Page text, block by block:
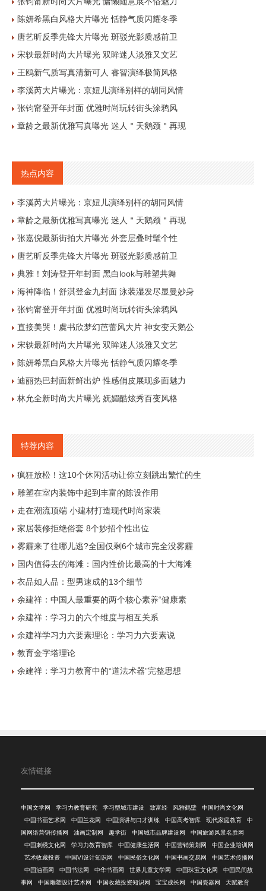
陈妍希黑白风格大片曝光 恬静气质闪耀冬季
唐艺昕反季先锋大片曝光 斑驳光影质感前卫
宋轶最新时尚大片曝光 双眸迷人淡雅又文艺
王鸥新气质写真清新可人 睿智演绎极简风格
李溪芮大片曝光：京妞儿演绎别样的胡同风情
张钧甯登开年封面 优雅时尚玩转街头涂鸦风
章龄之最新优雅写真曝光 迷人＂天鹅颈＂再现
热点内容
李溪芮大片曝光：京妞儿演绎别样的胡同风情
章龄之最新优雅写真曝光 迷人＂天鹅颈＂再现
张嘉倪最新街拍大片曝光 外套层叠时髦个性
唐艺昕反季先锋大片曝光 斑驳光影质感前卫
典雅！刘涛登开年封面 黑白look与雕塑共舞
海神降临！舒淇登金九封面 泳装湿发尽显曼妙身
张钧甯登开年封面 优雅时尚玩转街头涂鸦风
直接美哭！虞书欣梦幻芭蕾风大片 神女变天鹅公
宋轶最新时尚大片曝光 双眸迷人淡雅又文艺
陈妍希黑白风格大片曝光 恬静气质闪耀冬季
迪丽热巴封面新鲜出炉 性感俏皮展现多面魅力
林允全新时尚大片曝光 妩媚酷炫秀百变风格
特荐内容
疯狂放松！这10个休闲活动让你立刻跳出繁忙的生
雕塑在室内装饰中起到丰富的陈设作用
走在潮流顶端 小建材打造现代时尚家装
家居装修拒绝俗套 8个妙招个性出位
雾霾来了往哪儿逃?全国仅剩6个城市完全没雾霾
国内值得去的海滩：国内性价比最高的十大海滩
衣品如人品：型男速成的13个细节
余建祥：中国人最重要的两个核心素养“健康素
余建祥：学习力的六个维度与相互关系
余建祥学习力六要素理论：学习力六要素说
教育金字塔理论
余建祥：学习力教育中的“道法术器”完整思想
友情链接
中国文学网 学习力教育研究 学习型城市建设 致富经 风雅鹤壁
中国时尚文化网
中国书画艺术网
中国兰花网 中国演讲与口才训练 中国高考智库 现代家庭教育
中
国网络营销传播网
油画定制网 趣学街 中国城市品牌建设网
中国旅游风景名胜网
中国刺绣文化网
学习力教育智库 中国健康生活网 中国营销策划网
中国企业培训网
艺术收藏投资
中国VI设计知识网 中国民俗文化网 中国书画交易网
中国艺术传播网
中国油画网
中国书法网 中华书画网 世界儿童文学网 中国珠宝文化网
中国民间故
事网
中国雕塑设计艺术网 中国收藏投资知识网 宝宝成长网 中国瓷器网
天赋教育